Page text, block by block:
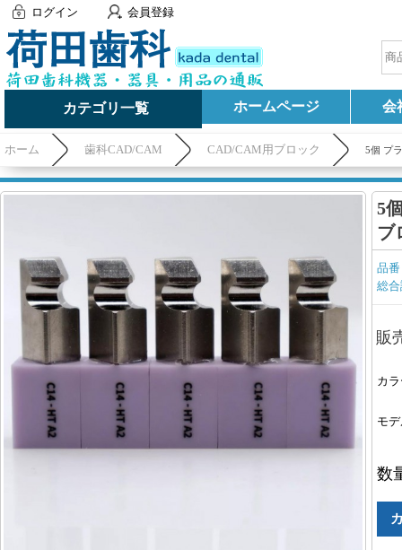
ログイン 会員登録
カテゴリ一覧 ホームページ 会
ホーム 歯科CAD/CAM CAD/CAM用ブロック 5個 プ
5
ブ
品
総
販
カ
モ
数